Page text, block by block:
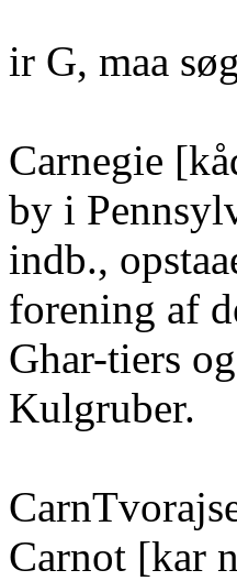
ir G, maa
Carnegie
by i
indb.,
forening af
Ghar-tiers
Kulgruber.
Carnot [kar